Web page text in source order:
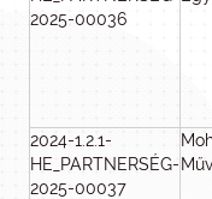
2025-00036
2024-1.2.1-
HE_PARTNERSÉG-
2025-00037